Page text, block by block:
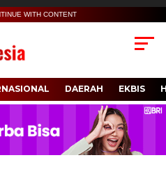
WITH CONTENT
DAERAH EKBIS